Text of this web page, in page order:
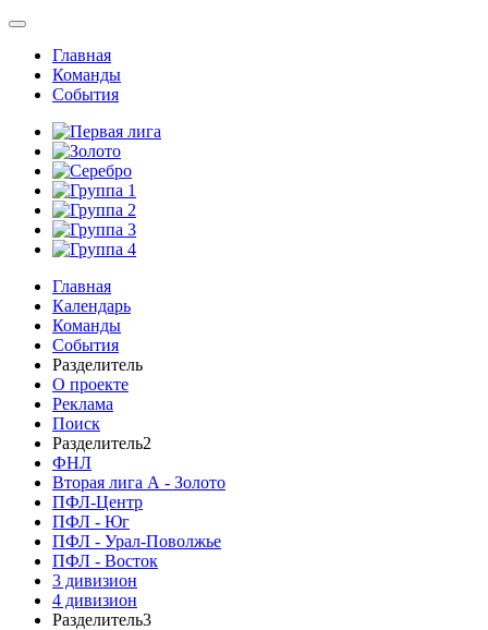
Главная
Команды
События
Главная
Календарь
Команды
События
Разделитель
О проекте
Реклама
Поиск
Разделитель2
ФНЛ
Вторая лига А - Золото
ПФЛ-Центр
ПФЛ - Юг
ПФЛ - Урал-Поволжье
ПФЛ - Восток
3 дивизион
4 дивизион
Разделитель3